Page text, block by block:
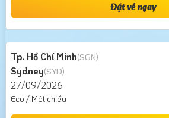
Đặt vé ngay
Tp. Hồ Chí Minh(SGN)
Sydney(SYD)
27/09/2026
Eco / Một chiều